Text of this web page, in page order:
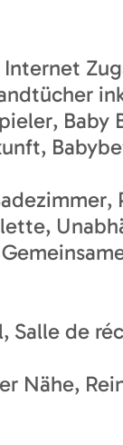
Internet
Baby
Salle de
Nähe